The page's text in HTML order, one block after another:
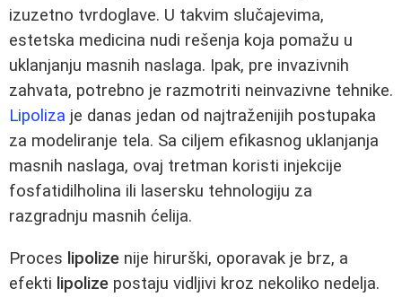
izuzetno tvrdoglave. U takvim slučajevima,
estetska medicina nudi rešenja koja pomažu u
uklanjanju masnih naslaga. Ipak, pre invazivnih
zahvata, potrebno je razmotriti neinvazivne tehnike.
Lipoliza je danas jedan od najtraženijih postupaka
za modeliranje tela. Sa ciljem efikasnog uklanjanja
masnih naslaga, ovaj tretman koristi injekcije
fosfatidilholina ili lasersku tehnologiju za
razgradnju masnih ćelija.
Proces lipolize nije hirurški, oporavak je brz, a
efekti lipolize postaju vidljivi kroz nekoliko nedelja.